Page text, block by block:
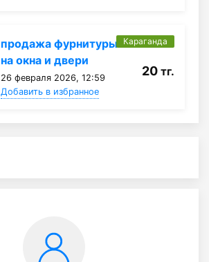
продажа фурнитуры
на окна и двери
26 февраля 2026, 12:59
Добавить в избранное
Караганда
20тг.